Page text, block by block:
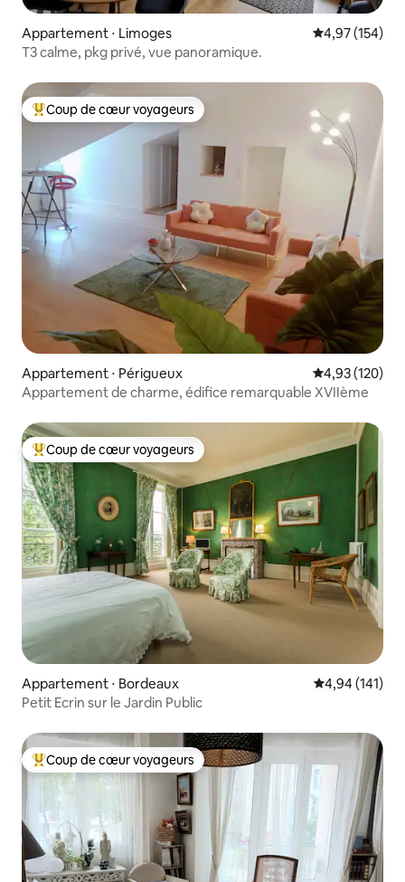
Appartement ⋅ Limoges Évaluation
4,97 (154)
T3 calme, pkg privé, vue panoramique.
Coups de cœur voyageurs les plus appréciés
Coup de cœur voyageurs
Appartement ⋅ Périgueux Évaluation
4,93 (120)
Appartement de charme, édifice remarquable XVIIème
Coups de cœur voyageurs les plus appréciés
Coup de cœur voyageurs
Appartement ⋅ Bordeaux Évaluation
4,94 (141)
Petit Ecrin sur le Jardin Public
Coups de cœur voyageurs les plus appréciés
Coup de cœur voyageurs